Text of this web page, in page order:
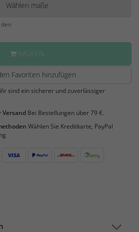
Wählen maße
KAUFEN
Favoriten hinzufügen
sind ein sicherer und zuverlässiger
Versand Bei Bestellungen über 79 €.
Wählen Sie Kreditkarte, PayPal